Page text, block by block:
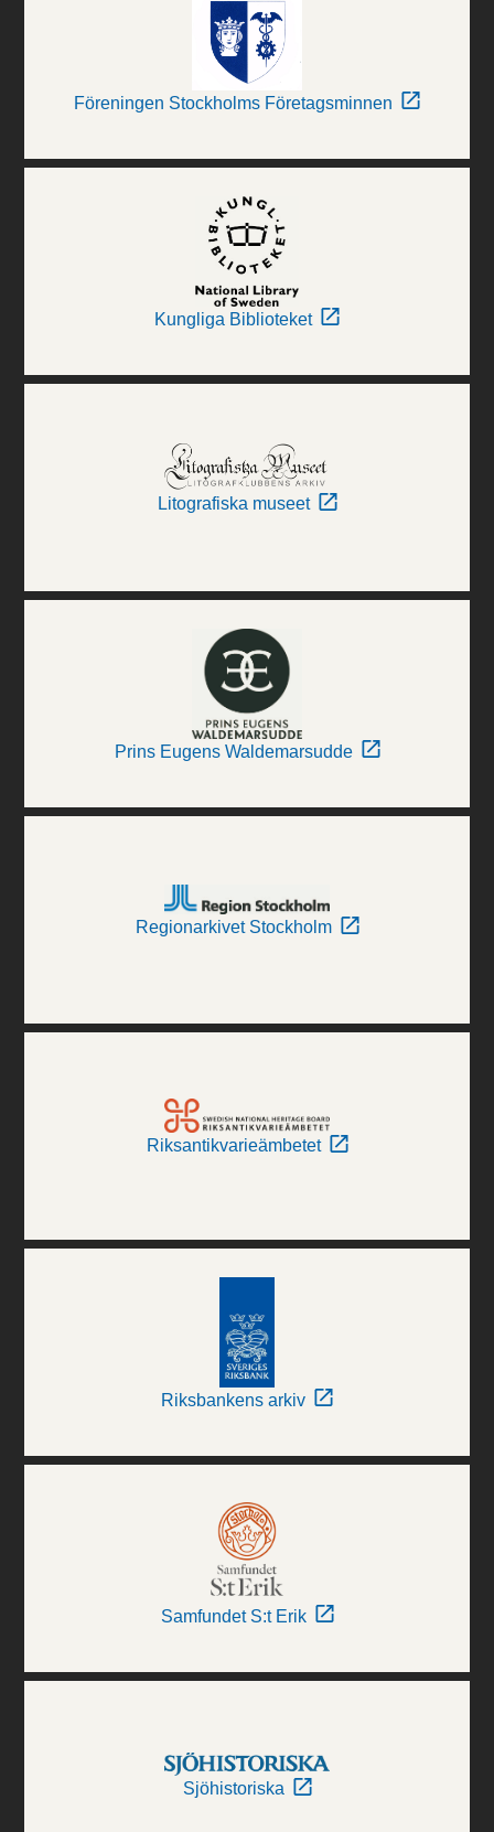
Föreningen Stockholms Företagsminnen
Kungliga Biblioteket
Litografiska museet
Prins Eugens Waldemarsudde
Regionarkivet Stockholm
Riksantikvarieämbetet
Riksbankens arkiv
Samfundet S:t Erik
Sjöhistoriska